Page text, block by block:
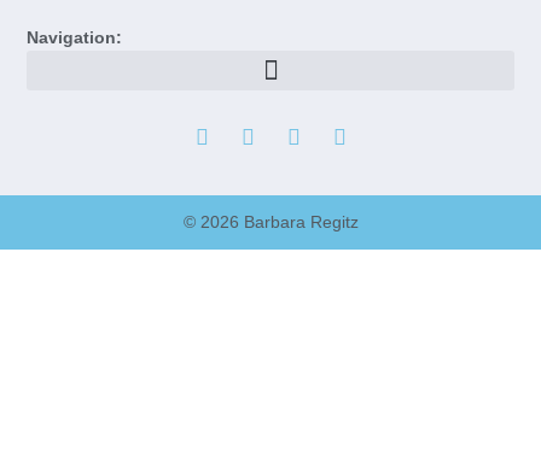
Navigation:
© 2026 Barbara Regitz